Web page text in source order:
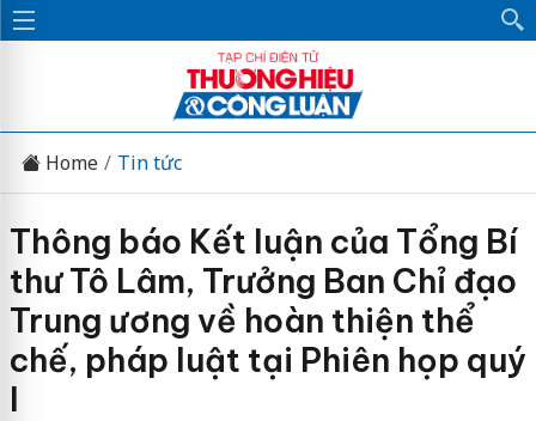
Home Tin tức
Thông báo Kết luận của Tổng Bí
thư Tô Lâm, Trưởng Ban Chỉ đạo
Trung ương về hoàn thiện thể
chế, pháp luật tại Phiên họp quý
I